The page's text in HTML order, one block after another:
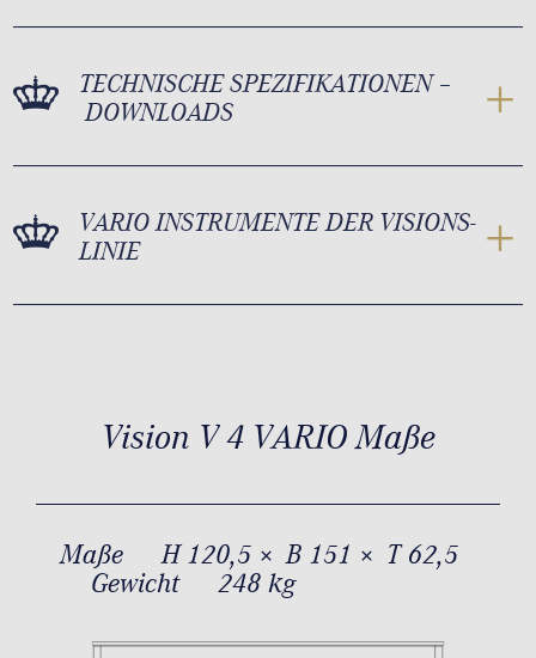
TECHNISCHE SPEZIFIKATIONEN –
DOWNLOADS
VARIO INSTRUMENTE DER VISIONS-
LINIE
Vision V 4 VARIO Maße
Maße
H 120,5 × B 151 × T 62,5
Gewicht
248 kg